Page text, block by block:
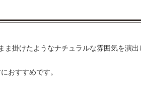
ま掛けたようなナチュラルな雰囲気を演出
おすすめです。